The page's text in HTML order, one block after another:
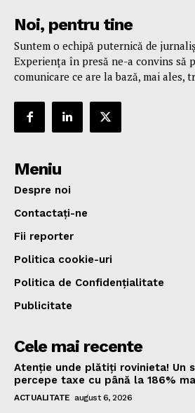
Noi, pentru tine
Suntem o echipă puternică de
Experiența în presă ne-a convins să
comunicare ce are la bază, mai ales,
Meniu
Despre noi
Contactați-ne
Fii reporter
Politica cookie-uri
Politica de Confidențialitate
Publicitate
Cele mai recente
Atenție unde plătiți rovinieta! Un
percepe taxe cu până la 186%
ACTUALITATE august 6, 2026